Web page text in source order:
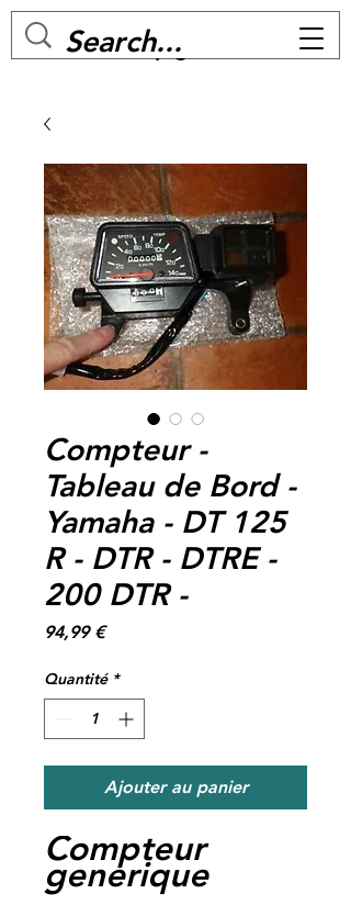
MC BIKE Perpignan
Compteur -
Tableau de Bord -
Yamaha - DT 125
R - DTR - DTRE -
200 DTR -
94,99 €Prix
Quantité *
Ajouter au panier
Compteur
generique